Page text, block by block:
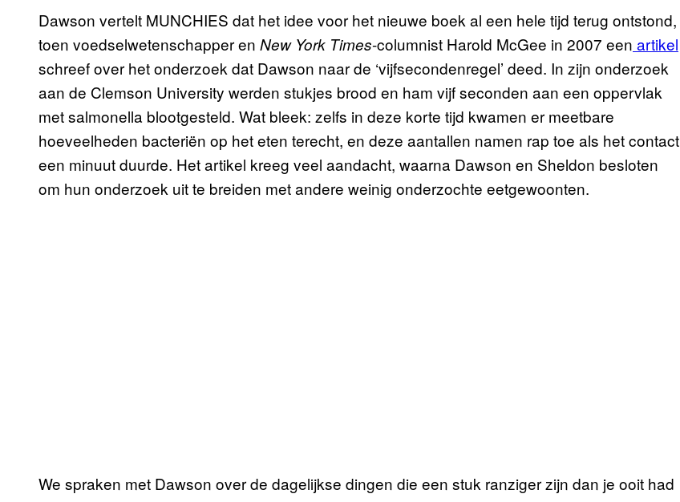
Dawson vertelt MUNCHIES dat het idee voor het nieuwe boek al een hele tijd terug ontstond,
toen voedselwetenschapper en New York Times-columnist Harold McGee in 2007 een artikel
schreef over het onderzoek dat Dawson naar de ‘vijfsecondenregel’ deed. In zijn onderzoek
aan de Clemson University werden stukjes brood en ham vijf seconden aan een oppervlak
met salmonella blootgesteld. Wat bleek: zelfs in deze korte tijd kwamen er meetbare
hoeveelheden bacteriën op het eten terecht, en deze aantallen namen rap toe als het contact
een minuut duurde. Het artikel kreeg veel aandacht, waarna Dawson en Sheldon besloten
om hun onderzoek uit te breiden met andere weinig onderzochte eetgewoonten.
We spraken met Dawson over de dagelijkse dingen die een stuk ranziger zijn dan je ooit had